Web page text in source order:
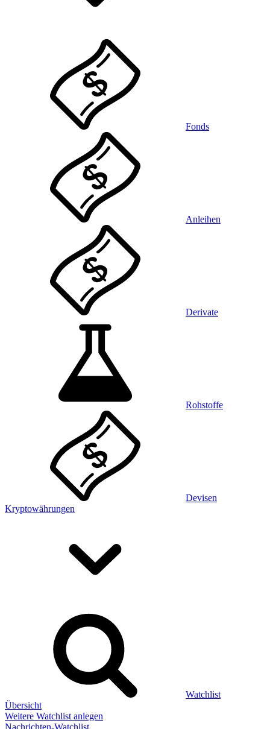
Fonds
Anleihen
Derivate
Rohstoffe
Devisen
Kryptowährungen
Watchlist
Übersicht
Weitere Watchlist anlegen
Nachrichten-Watchlist